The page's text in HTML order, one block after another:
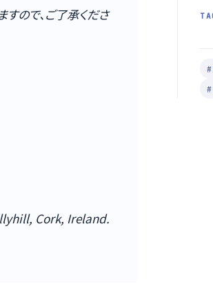
ので、ご了承くださ
Cork, Ireland.